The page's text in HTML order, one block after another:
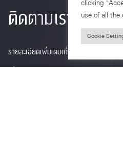
ติดตามเรา
รายละเอียดเพิ่มเติมเกี่ยวกับคณะ ติดตามข่
Phone
clicking
use of all the
Cookie